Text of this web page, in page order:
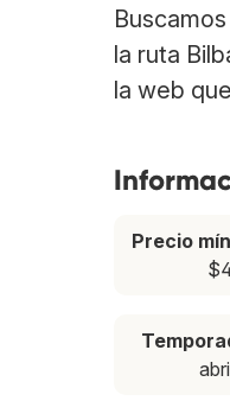
la ruta
la web
Precio